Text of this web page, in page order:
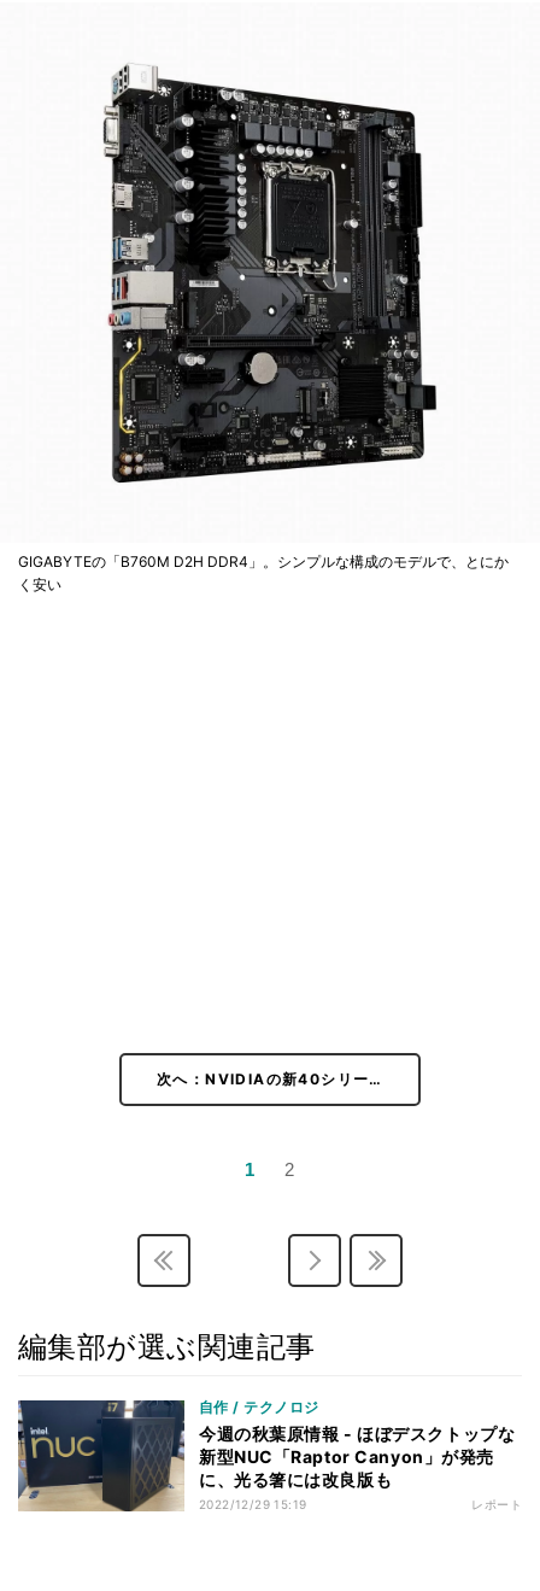
GIGABYTEの「B760M D2H DDR4」。シンプルな構成のモデルで、とにか
く安い
次へ：NVIDIAの新40シリー…
1 2
編集部が選ぶ関連記事
自作 / テクノロジ
今週の秋葉原情報 - ほぼデスクトップな
新型NUC「Raptor Canyon」が発売
に、光る箸には改良版も
2022/12/29 15:19 レポート